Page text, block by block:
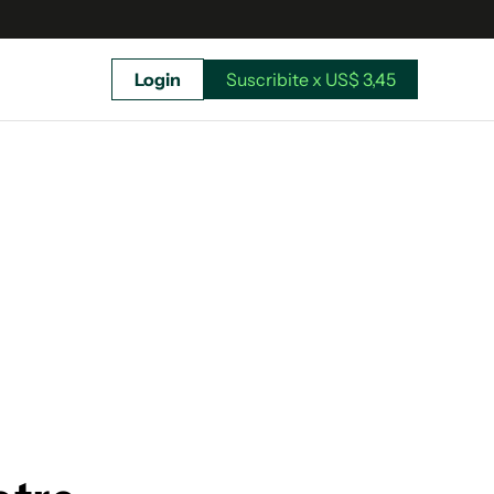
Login Suscribite x US$ 3,45